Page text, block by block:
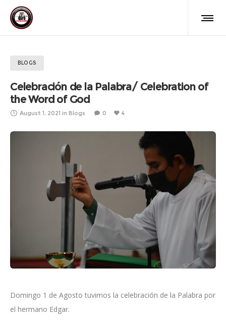
BLOGS
Celebración de la Palabra/ Celebration of
the Word of God
August 1, 2021 in Blogs 0 4
Domingo 1 de Agosto tuvimos la celebración de la Palabra por
el hermano Edgar.